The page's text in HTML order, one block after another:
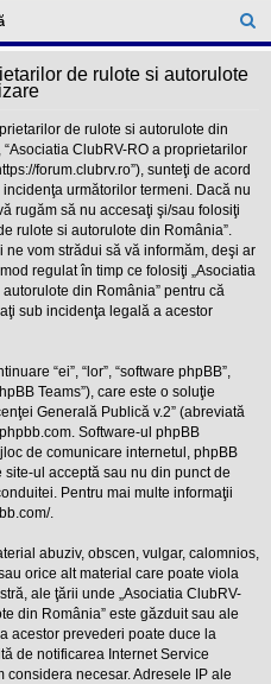
ă
de rulote si autorulote
de rulote si autorulote din
“Asociatia ClubRV-RO a proprietarilor
forum.clubrv.ro”), sunteţi de acord
următorilor termeni. Dacă nu
rugăm să nu accesaţi şi/sau folosiţi
rulote si autorulote din România”.
vom strădui să vă informăm, deşi ar
regulat în timp ce folosiţi „Asociatia
din România” pentru că
sub incidenţa legală a acestor
“ei”, “lor”, “software phpBB”,
Teams”), care este o soluţie
Generală Publică v.2” (abreviată
. Software-ul phpBB
de comunicare internetul, phpBB
ul acceptă sau nu din punct de
Pentru mai multe informaţii
.
abuziv, obscen, vulgar, calomnios,
orice alt material care poate viola
ale ţării unde „Asociatia ClubRV-
din România” este găzduit sau ale
acestor prevederi poate duce la
de notificarea Internet Service
necesar. Adresele IP ale